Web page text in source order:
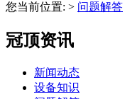
您当前位置: > 问题解答
冠顶资讯
新闻动态
设备知识